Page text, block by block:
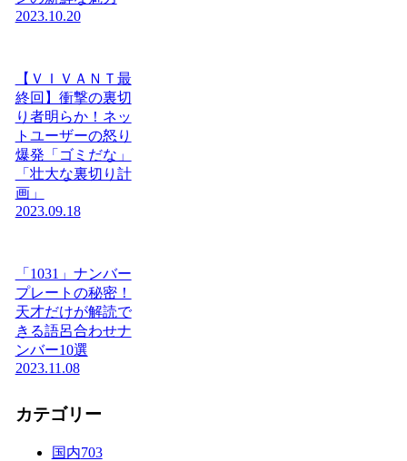
2023.10.20
【ＶＩＶＡＮＴ最
終回】衝撃の裏切
り者明らか！ネッ
トユーザーの怒り
爆発「ゴミだな」
「壮大な裏切り計
画」
2023.09.18
「1031」ナンバー
プレートの秘密！
天才だけが解読で
きる語呂合わせナ
ンバー10選
2023.11.08
カテゴリー
国内703